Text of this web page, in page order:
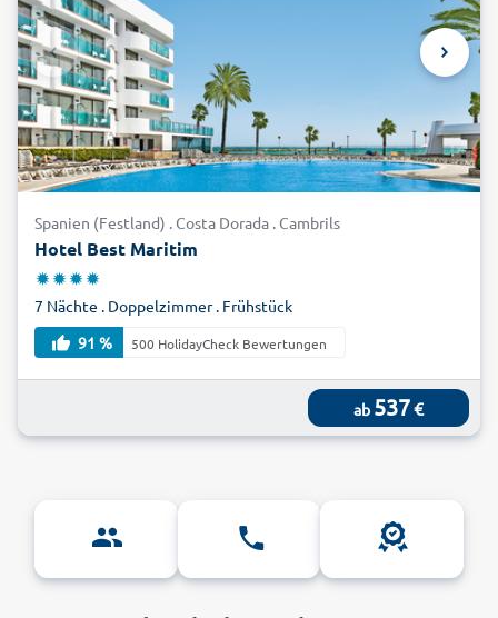
Spanien (Festland) . Costa Dorada . Cambrils
Hotel Best Maritim
7 Nächte . Doppelzimmer . Frühstück
91 %
500 HolidayCheck Bewertungen
ab 537€